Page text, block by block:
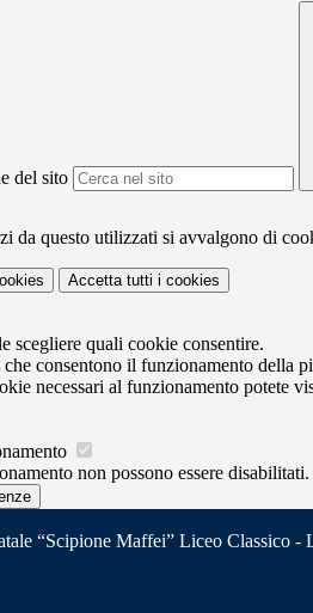
del sito
da questo utilizzati si avvalgono di
Accetta tutti i cookies
scegliere quali cookie consentire.
consentono il funzionamento della
necessari al funzionamento potete
non possono essere
“Scipione Maffei” Liceo Classico -